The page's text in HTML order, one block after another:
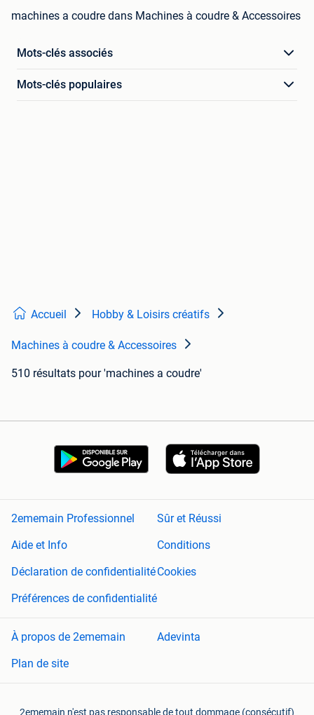
machines a coudre dans Machines à coudre & Accessoires
Mots-clés associés
Mots-clés populaires
Accueil Hobby & Loisirs créatifs
Machines à coudre & Accessoires
510 résultats pour 'machines a coudre'
2ememain Professionnel
Sûr et Réussi
Aide et Info
Conditions
Déclaration de confidentialitéCookies
Préférences de confidentialité
À propos de 2ememain
Adevinta
Plan de site
2ememain n'est pas responsable de tout dommage (consécutif)